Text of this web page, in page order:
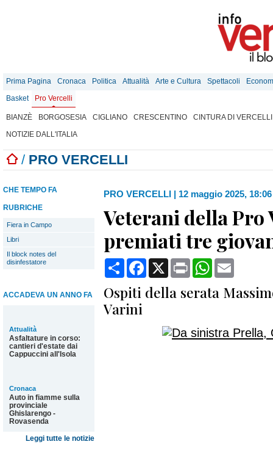
Prima Pagina Cronaca Politica Attualità Arte e Cultura Spettacoli
Basket
Pro Vercelli
BIANZÈ BORGOSESIA CIGLIANO CRESCENTINO
CINTURA DI VERCELLI
NOTIZIE DALL'ITALIA
/ PRO VERCELLI
CHE TEMPO FA
RUBRICHE
Fiera in Campo
Libri
Il block notes del
disinfestatore
ACCADEVA UN ANNO FA
Attualità
Asfaltature in corso:
cantieri d'estate dai
Cappuccini all'Isola
Cronaca
Auto in fiamme sulla
provinciale
Ghislarengo -
Rovasenda
Leggi tutte le notizie
PRO VERCELLI | 12 maggio 2025, 18:06
Veterani della Pro
premiati tre
CondividiFacebook
X Print WhatsApp
Ospiti della serata
Varini